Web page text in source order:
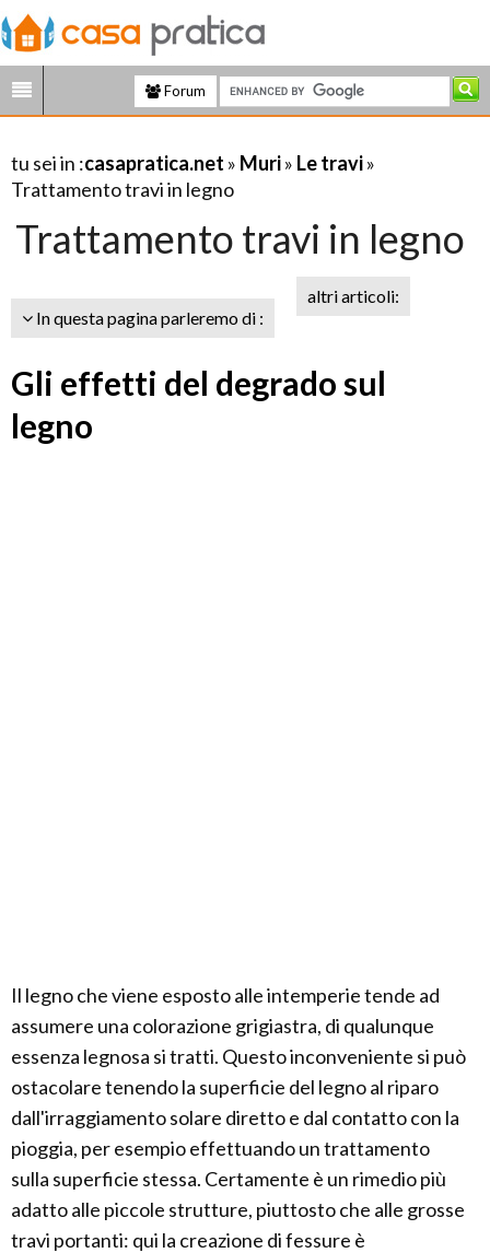
Forum
tu sei in :casapratica.net » Muri» Le travi»
Trattamento travi in legno
Trattamento travi in legno
In questa pagina parleremo di :
altri articoli:
Gli effetti del degrado sul
legno
Il legno che viene esposto alle intemperie tende ad
assumere una colorazione grigiastra, di qualunque
essenza legnosa si tratti. Questo inconveniente si può
ostacolare tenendo la superficie del legno al riparo
dall'irraggiamento solare diretto e dal contatto con la
pioggia, per esempio effettuando un trattamento
sulla superficie stessa. Certamente è un rimedio più
adatto alle piccole strutture, piuttosto che alle grosse
travi portanti: qui la creazione di fessure è